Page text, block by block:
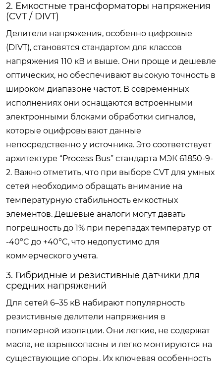
2. Емкостные трансформаторы напряжения
(CVT / DIVT)
Делители напряжения, особенно цифровые
(DIVT), становятся стандартом для классов
напряжения 110 кВ и выше. Они проще и дешевле
оптических, но обеспечивают высокую точность в
широком диапазоне частот. В современных
исполнениях они оснащаются встроенными
электронными блоками обработки сигналов,
которые оцифровывают данные
непосредственно у источника. Это соответствует
архитектуре “Process Bus” стандарта МЭК 61850-9-
2. Важно отметить, что при выборе CVT для умных
сетей необходимо обращать внимание на
температурную стабильность емкостных
элементов. Дешевые аналоги могут давать
погрешность до 1% при перепадах температур от
-40°C до +40°C, что недопустимо для
коммерческого учета.
3. Гибридные и резистивные датчики для
средних напряжений
Для сетей 6–35 кВ набирают популярность
резистивные делители напряжения в
полимерной изоляции. Они легкие, не содержат
масла, не взрывоопасны и легко монтируются на
существующие опоры. Их ключевая особенность